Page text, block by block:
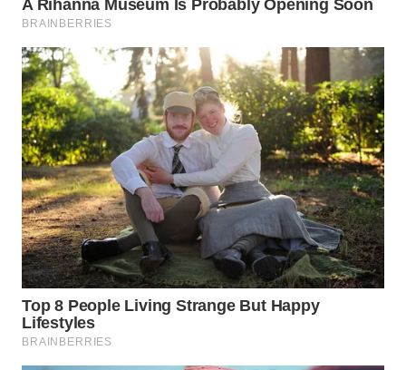
BEKASI
WN
BOGOR
WN
DEPOK
WN
TAPANULI
UTARA
WN
SAMOSIR